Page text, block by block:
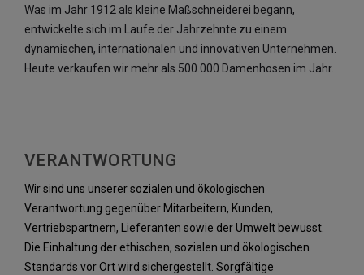
Was im Jahr 1912 als kleine Maßschneiderei begann,
entwickelte sich im Laufe der Jahrzehnte zu einem
dynamischen, internationalen und innovativen Unternehmen.
Heute verkaufen wir mehr als 500.000 Damenhosen im Jahr.
VERANTWORTUNG
Wir sind uns unserer sozialen und ökologischen
Verantwortung gegenüber Mitarbeitern, Kunden,
Vertriebspartnern, Lieferanten sowie der Umwelt bewusst.
Die Einhaltung der ethischen, sozialen und ökologischen
Standards vor Ort wird sichergestellt. Sorgfältige